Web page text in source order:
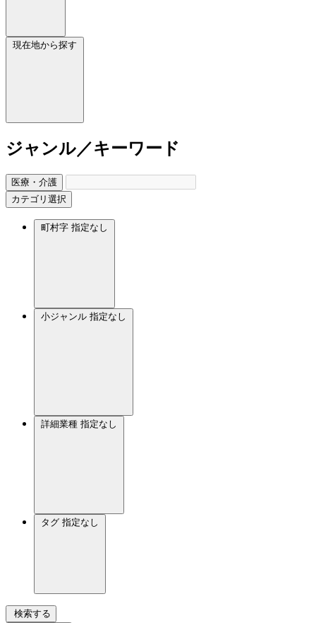
現在地から探す
ジャンル／キーワード
医療・介護
カテゴリ選択
町村字 指定なし
小ジャンル 指定なし
詳細業種 指定なし
タグ 指定なし
検索する